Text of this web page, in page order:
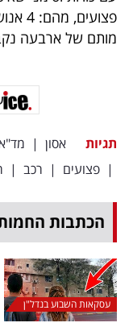
פרסמו
באייס
מותם של ארבעה
תגיות אסון |
| פצועים | רכב |
הכתבות
עסקאות השבוע בנדל"ן